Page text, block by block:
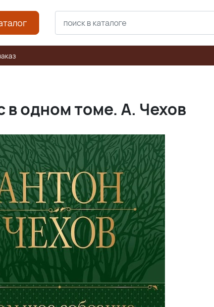
в одном томе. А. Чехов